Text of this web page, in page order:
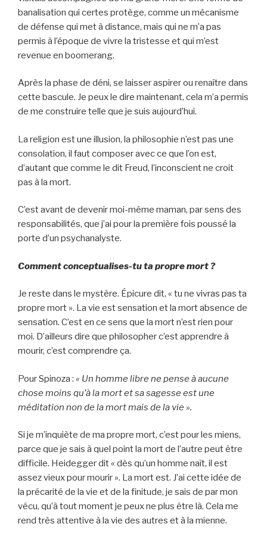
banalisation qui certes protège, comme un mécanisme
de défense qui met à distance, mais qui ne m’a pas
permis à l’époque de vivre la tristesse et qui m’est
revenue en boomerang.
Après la phase de déni, se laisser aspirer ou renaître dans
cette bascule. Je peux le dire maintenant, cela m’a permis
de me construire telle que je suis aujourd’hui.
La religion est une illusion, la philosophie n’est pas une
consolation, il faut composer avec ce que l’on est,
d’autant que comme le dit Freud, l’inconscient ne croit
pas à la mort.
C’est avant de devenir moi-même maman, par sens des
responsabilités, que j’ai pour la première fois poussé la
porte d’un psychanalyste.
Comment conceptualises-tu ta propre mort ?
Je reste dans le mystère. Épicure dit, « tu ne vivras pas ta
propre mort ». La vie est sensation et la mort absence de
sensation. C’est en ce sens que la mort n’est rien pour
moi. D’ailleurs dire que philosopher c’est apprendre à
mourir, c’est comprendre ça.
Pour Spinoza : « Un homme libre ne pense à aucune
chose moins qu’à la mort et sa sagesse est une
méditation non de la mort mais de la vie ».
Si je m’inquiète de ma propre mort, c’est pour les miens,
parce que je sais à quel point la mort de l’autre peut être
difficile. Heidegger dit « dès qu’un homme naît, il est
assez vieux pour mourir ». La mort est. J’ai cette idée de
la précarité de la vie et de la finitude, je sais de par mon
vécu, qu’à tout moment je peux ne plus être là. Cela me
rend très attentive à la vie des autres et à la mienne.